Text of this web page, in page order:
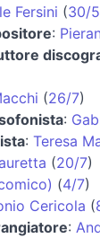
Fersini (30/5
:
(26/7)
:
: Teresa
(20/7)
(4/7)
Cericola (
: